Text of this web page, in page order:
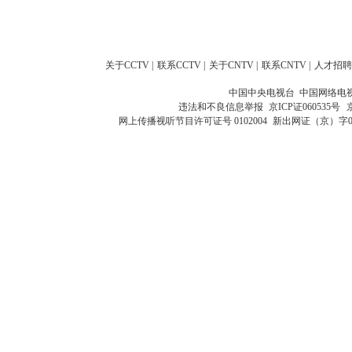
关于CCTV 联系CCTV 关于CNTV 联系CNTV 人才招聘
中国中央电视台 中国网络电
违法和不良信息举报 京ICP证060535号
网上传播视听节目许可证号 0102004 新出网证（京）